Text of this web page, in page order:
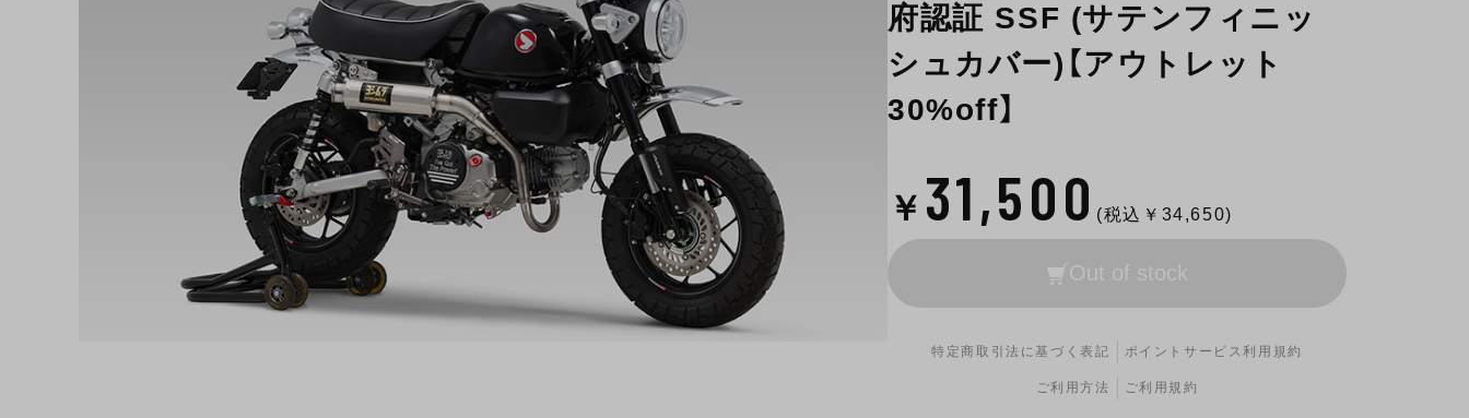
府認証 SSF (サテンフィニッ
シュカバー)【アウトレット
30%off】
￥ 31,500 (税込￥ 34,650)
Out of stock
特定商取引法に基づく表記 ポイントサービス利用規約
ご利用方法 ご利用規約